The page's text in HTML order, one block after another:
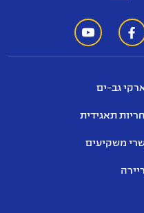
גב-ים
תאגידית
משקיעים